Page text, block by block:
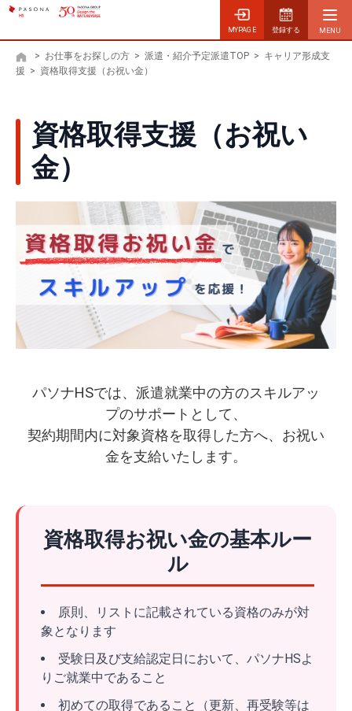
MYPAGE 登録する
ホーム
> お仕事をお探しの方 > 派遣・紹介予定派遣TOP > キャリア形成支
援 > 資格取得支援（お祝い金）
資格取得支援（お祝い
金）
パソナHSでは、派遣就業中の方のスキルアッ
プのサポートとして、
契約期間内に対象資格を取得した方へ、お祝い
金を支給いたします。
資格取得お祝い金の基本ルー
ル
原則、リストに記載されている資格のみが対
象となります
受験日及び支給認定日において、パソナHSよ
りご就業中であること
初めての取得であること（更新、再受験等は